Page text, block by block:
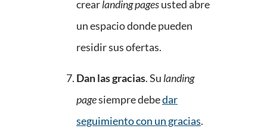
crearlanding pagesusted abre
un espacio donde pueden
residir sus ofertas.
Dan las gracias. Su landing
pagesiempre debedar
seguimiento con un gracias.